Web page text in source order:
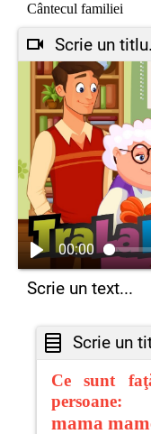
Cântecul familiei
Scrie un
00:00
Scrie un text...
Scrie un
Ce sunt
persoane:
mama